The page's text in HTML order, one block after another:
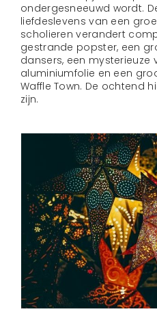
ondergesneeuwd wordt.
liefdeslevens van een
scholieren verandert
gestrande popster, een
dansers, een mysterieuze
aluminiumfolie en een
Waffle Town. De ochtend
zijn.